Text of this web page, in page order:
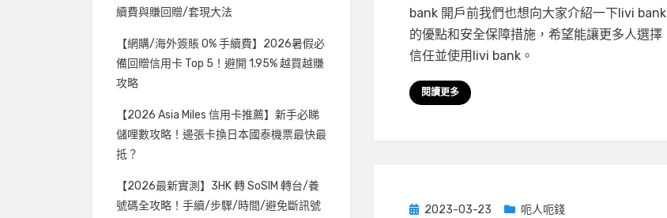
網
注
意：
bank 開戶前我們也想向大家介紹一下livi bank
的優點和安全保障措施，希望能讓更多人選擇
信任並使用livi bank。
閱讀更多
Posted
2023-03-23 呃人呃錢
續費與賺回贈/套現大法
【網購/海外簽賬 0% 手續費】2026暑假必
備回贈信用卡 Top 5！避開 1.95% 越買越賺
攻略
【2026 Asia Miles 信用卡推薦】新手必睇
儲哩數攻略！邊張卡換日本國泰機票最快最
抵？
【2026最新實測】3HK 轉 SoSIM 轉台/養
號碼全攻略！手續/步驟/時間/避免斷訊號